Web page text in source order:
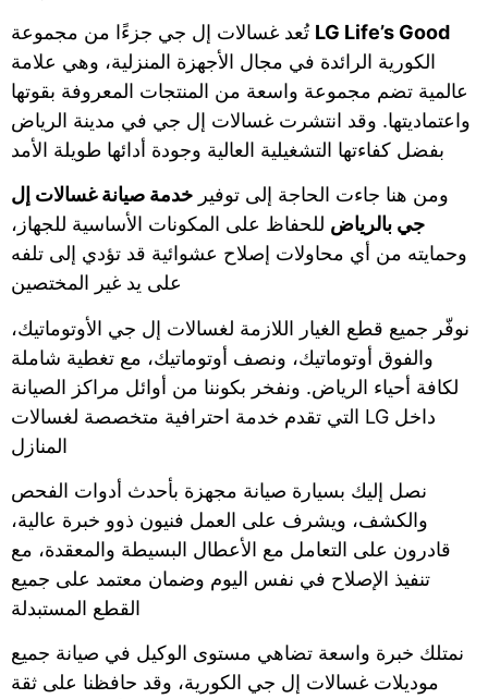
LG Life’s Good
الكورية الرائدة في مجال الأجهزة المنزلية، وهي علامة
عالمية تضم مجموعة واسعة من المنتجات المعروفة بقوتها
واعتماديتها. وقد انتشرت غسالات إل جي في مدينة الرياض
بفضل كفاءتها التشغيلية العالية وجودة أدائها طويلة الأمد
ومن هنا جاءت الحاجة إلى توفير خدمة صيانة غسالات إل
جي بالرياض للحفاظ على المكونات الأساسية للجهاز،
وحمايته من أي محاولات إصلاح عشوائية قد تؤدي إلى تلفه
على يد غير المختصين
نوفّر جميع قطع الغيار اللازمة لغسالات إل جي الأوتوماتيك،
والفوق أوتوماتيك، ونصف أوتوماتيك، مع تغطية شاملة
لكافة أحياء الرياض. ونفخر بكوننا من أوائل مراكز الصيانة
التي تقدم خدمة احترافية متخصصة لغسالات LG داخل
المنازل
نصل إليك بسيارة صيانة مجهزة بأحدث أدوات الفحص
والكشف، ويشرف على العمل فنيون ذوو خبرة عالية،
قادرون على التعامل مع الأعطال البسيطة والمعقدة، مع
تنفيذ الإصلاح في نفس اليوم وضمان معتمد على جميع
القطع المستبدلة
نمتلك خبرة واسعة تضاهي مستوى الوكيل في صيانة جميع
موديلات غسالات إل جي الكورية، وقد حافظنا على ثقة